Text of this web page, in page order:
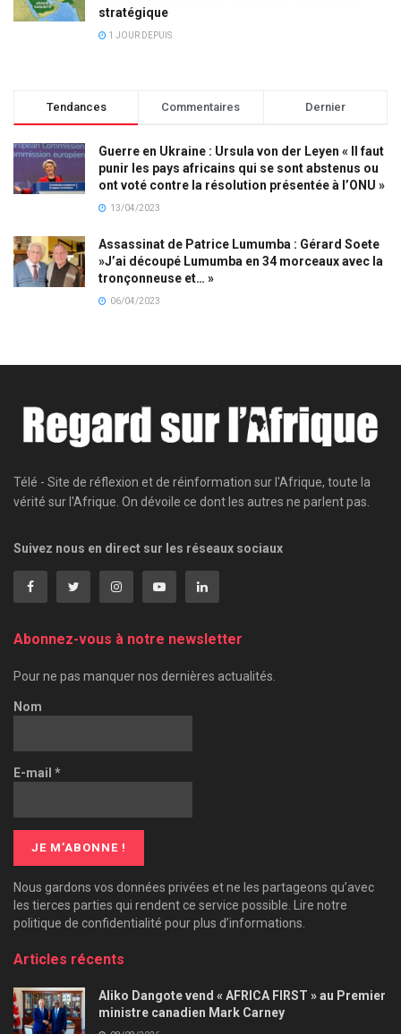
stratégique
1 JOUR DEPUIS
Tendances Commentaires Dernier
Guerre en Ukraine : Ursula von der Leyen « Il faut
punir les pays africains qui se sont abstenus ou
ont voté contre la résolution présentée à l’ONU »
13/04/2023
Assassinat de Patrice Lumumba : Gérard Soete
»J’ai découpé Lumumba en 34 morceaux avec la
tronçonneuse et… »
06/04/2023
Télé - Site de réflexion et de réinformation sur l'Afrique, toute la
vérité sur l'Afrique. On dévoile ce dont les autres ne parlent pas.
Suivez nous en direct sur les réseaux sociaux
Abonnez-vous à notre newsletter
Pour ne pas manquer nos dernières actualités.
Nom
E-mail *
Nous gardons vos données privées et ne les partageons qu’avec
les tierces parties qui rendent ce service possible. Lire notre
politique de confidentialité pour plus d’informations.
Articles récents
Aliko Dangote vend « AFRICA FIRST » au Premier
ministre canadien Mark Carney